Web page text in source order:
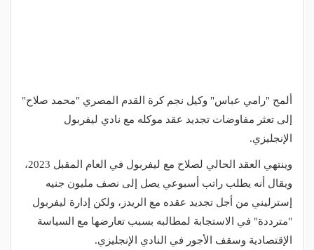
ألمح "رامي عباس" وكيل نجم كرة القدم المصري "محمد صلاح"
إلى تعثر مفاوضات تجديد عقد موكله مع نادي ليفربول
الإنجليزي.
وينتهي العقد الحالي لصلاح مع ليفربول في العام المقبل 2023،
ويقال أنه يطلب راتب أسبوعي يصل إلى نصف مليون جنيه
إسترليني من أجل تجديد عقده مع الريدز، ولكن إدارة ليفربول
"مترددة" في الاستجابة لمطالبه بسبب تعارضها مع السياسة
الإقتصادية وسقف الأجور في النادي الإنجليزي.